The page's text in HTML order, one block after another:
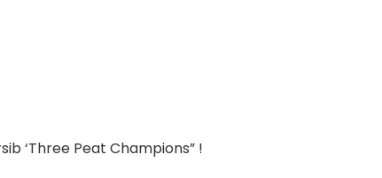
‘Three Peat Champions” !